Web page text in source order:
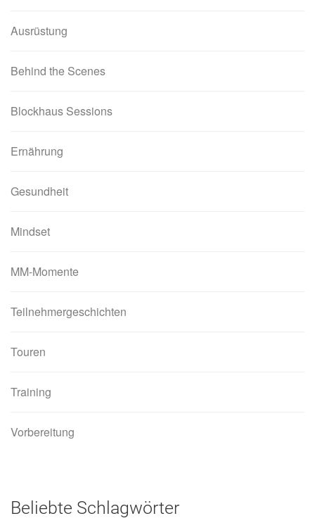
Ausrüstung
Behind the Scenes
Blockhaus Sessions
Ernährung
Gesundheit
Mindset
MM-Momente
Teilnehmergeschichten
Touren
Training
Vorbereitung
Beliebte Schlagwörter